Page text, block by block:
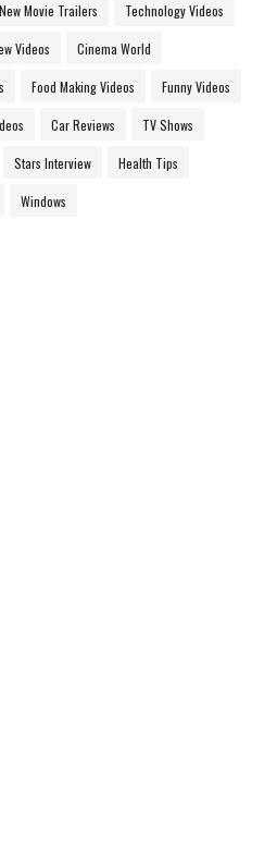
New Movie Trailers Technology Videos
Videos Cinema World
Food Making Videos Funny Videos
Car Reviews TV Shows
Stars Interview Health Tips
Windows